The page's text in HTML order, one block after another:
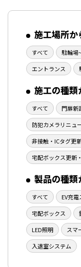
施工場所か
すべて 駐輪場
エントランス
施工の種類
すべて 門扉新
防犯カメラリニュ
非接触・ICタグ更
宅配ボックス更新
製品の種類
すべて EV充
宅配ボックス
LED照明
スマ
入退室システム